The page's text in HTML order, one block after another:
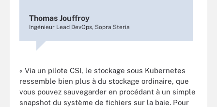
Thomas Jouffroy
Ingénieur Lead DevOps, Sopra Steria
« Via un pilote CSI, le stockage sous Kubernetes
ressemble bien plus à du stockage ordinaire, que
vous pouvez sauvegarder en procédant à un simple
snapshot du système de fichiers sur la baie. Pour